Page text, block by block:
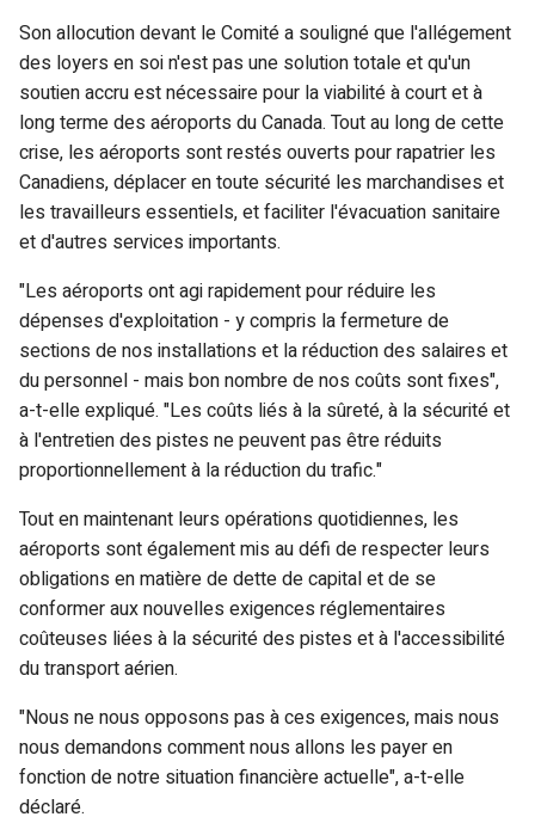
Son allocution devant le Comité a souligné que l'allégement
des loyers en soi n'est pas une solution totale et qu'un
soutien accru est nécessaire pour la viabilité à court et à
long terme des aéroports du Canada. Tout au long de cette
crise, les aéroports sont restés ouverts pour rapatrier les
Canadiens, déplacer en toute sécurité les marchandises et
les travailleurs essentiels, et faciliter l'évacuation sanitaire
et d'autres services importants.
"Les aéroports ont agi rapidement pour réduire les
dépenses d'exploitation - y compris la fermeture de
sections de nos installations et la réduction des salaires et
du personnel - mais bon nombre de nos coûts sont fixes",
a-t-elle expliqué. "Les coûts liés à la sûreté, à la sécurité et
à l'entretien des pistes ne peuvent pas être réduits
proportionnellement à la réduction du trafic."
Tout en maintenant leurs opérations quotidiennes, les
aéroports sont également mis au défi de respecter leurs
obligations en matière de dette de capital et de se
conformer aux nouvelles exigences réglementaires
coûteuses liées à la sécurité des pistes et à l'accessibilité
du transport aérien.
"Nous ne nous opposons pas à ces exigences, mais nous
nous demandons comment nous allons les payer en
fonction de notre situation financière actuelle", a-t-elle
déclaré.